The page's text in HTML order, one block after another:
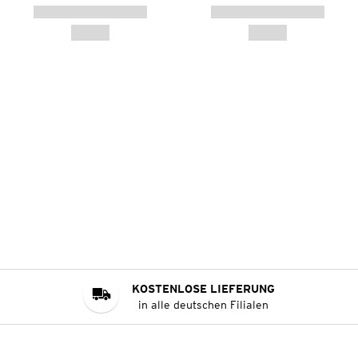
KOSTENLOSE LIEFERUNG
in alle deutschen Filialen